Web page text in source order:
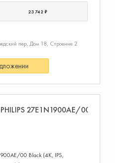
23 742 ₽
пер, Дом 18, Строение 2
00 Black (4K, IPS,